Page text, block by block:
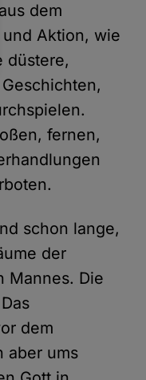
dem
Aktion, wie
düstere,
fernen,
schon lange,
der
Mannes. Die
dem
aber ums